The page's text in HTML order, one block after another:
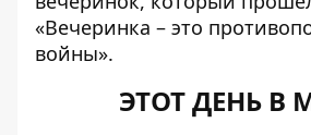
«Вечеринка – это
войны».
ЭТОТ ДЕНЬ В